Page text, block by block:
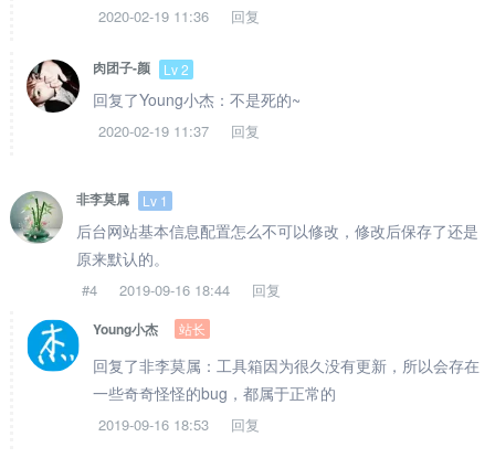
2020-02-19 11:36 回复
肉团子-颜 Lv 2
回复了Young小杰：不是死的~
2020-02-19 11:37 回复
非李莫属 Lv 1
后台网站基本信息配置怎么不可以修改，修改后保存了还是
原来默认的。
#4 2019-09-16 18:44 回复
Young小杰 站长
回复了非李莫属：工具箱因为很久没有更新，所以会存在
一些奇奇怪怪的bug，都属于正常的
2019-09-16 18:53 回复